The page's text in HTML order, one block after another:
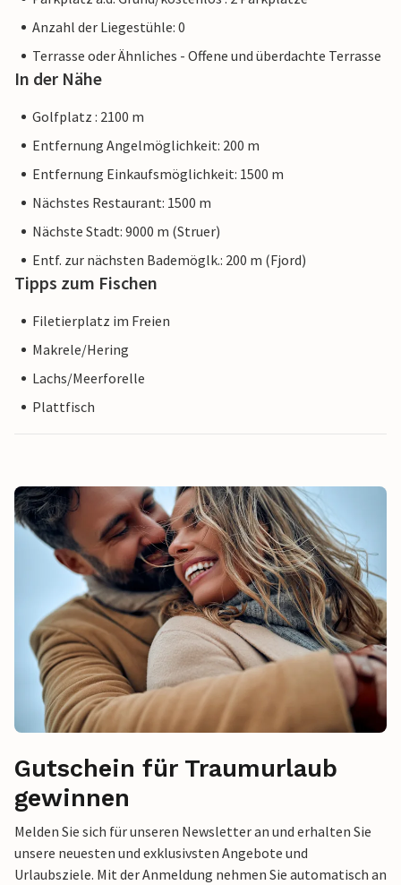
Anzahl der Liegestühle: 0
Terrasse oder Ähnliches - Offene und überdachte Terrasse
In der Nähe
Golfplatz : 2100 m
Entfernung Angelmöglichkeit: 200 m
Entfernung Einkaufsmöglichkeit: 1500 m
Nächstes Restaurant: 1500 m
Nächste Stadt: 9000 m (Struer)
Entf. zur nächsten Bademöglk.: 200 m (Fjord)
Tipps zum Fischen
Filetierplatz im Freien
Makrele/Hering
Lachs/Meerforelle
Plattfisch
Gutschein für Traumurlaub
gewinnen
Melden Sie sich für unseren Newsletter an und erhalten Sie
unsere neuesten und exklusivsten Angebote und
Urlaubsziele. Mit der Anmeldung nehmen Sie automatisch an